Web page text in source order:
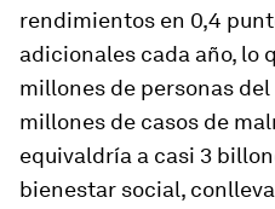
rendimientos en 0,4
adicionales cada año, lo
millones de personas
millones de casos de
equivaldría a casi 3
bienestar social,